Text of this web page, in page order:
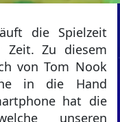
die Spielzeit
Zeit. Zu diesem
von Tom Nook
in die Hand
hat die
unseren